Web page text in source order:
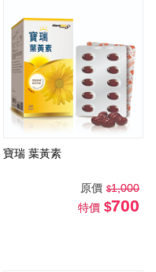
寶瑞 葉黃素
原價
1,000
特價
700